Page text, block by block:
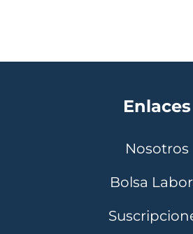
Enlaces
Nosotros
Bolsa